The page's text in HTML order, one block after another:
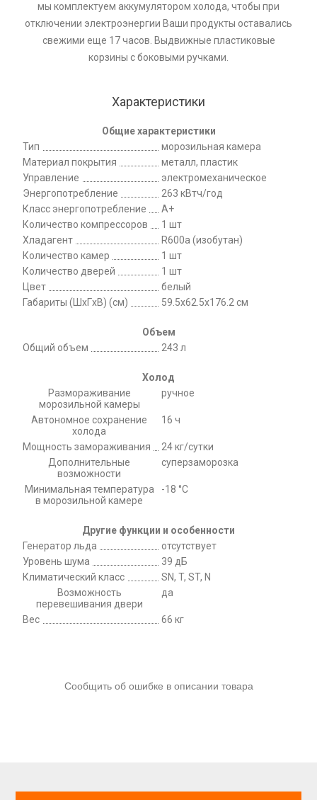
мы комплектуем аккумулятором холода, чтобы при
отключении электроэнергии Ваши продукты оставались
свежими еще 17 часов. Выдвижные пластиковые
корзины с боковыми ручками.
Характеристики
Общие характеристики
Тип
морозильная камера
Материал покрытия
металл, пластик
Управление
электромеханическое
Энергопотребление
263 кВтч/год
Класс энергопотребление
A+
Количество компрессоров
1 шт
Хладагент
R600a (изобутан)
Количество камер
1 шт
Количество дверей
1 шт
Цвет
белый
Габариты (ШxГxВ) (см)
59.5x62.5x176.2 см
Объем
Общий объем
243 л
Холод
Размораживание
морозильной камеры
ручное
Автономное сохранение
холода
16 ч
Мощность замораживания
24 кг/сутки
Дополнительные
возможности
суперзаморозка
Минимальная температура
в морозильной камере
-18 °C
Другие функции и особенности
Генератор льда
отсутствует
Уровень шума
39 дБ
Климатический класс
SN, T, ST, N
Возможность
перевешивания двери
да
Вес 66 кг
Сообщить об ошибке в описании товара